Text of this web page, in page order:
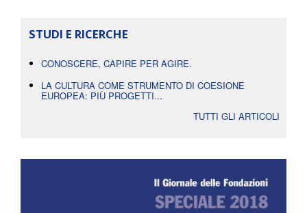
STUDI E RICERCHE
CONOSCERE, CAPIRE PER AGIRE.
LA CULTURA COME STRUMENTO DI COESIONE
EUROPEA: PIÙ PROGETTI...
TUTTI GLI ARTICOLI